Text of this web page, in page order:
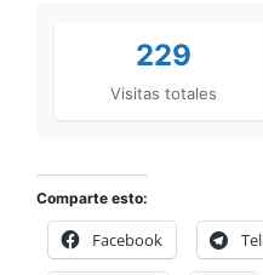
229
Visitas totales
Comparte esto:
Facebook